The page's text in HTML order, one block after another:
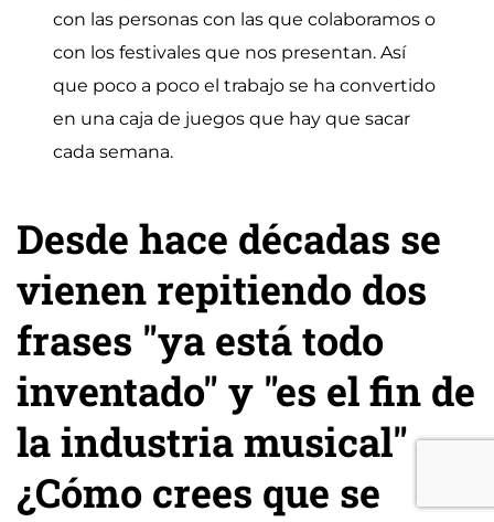
con las personas con las que colaboramos o
con los festivales que nos presentan. Así
que poco a poco el trabajo se ha convertido
en una caja de juegos que hay que sacar
cada semana.
Desde hace décadas se
vienen repitiendo dos
frases "ya está todo
inventado" y "es el fin de
la industria musical"
¿Cómo crees que se